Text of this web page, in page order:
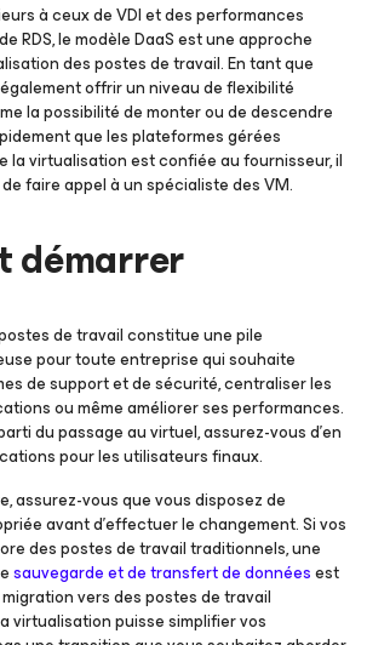
à ceux de VDI et des performances
RDS, le modèle DaaS est une approche
des postes de travail. En tant que
offrir un niveau de flexibilité
la possibilité de monter ou de descendre
que les plateformes gérées
la virtualisation est confiée au fournisseur, il
faire appel à un spécialiste des VM.
démarrer
de travail constitue une pile
pour toute entreprise qui souhaite
de support et de sécurité, centraliser les
ou même améliorer ses performances.
du passage au virtuel, assurez-vous d’en
pour les utilisateurs finaux.
assurez-vous que vous disposez de
avant d’effectuer le changement. Si vos
des postes de travail traditionnels, une
sauvegarde et de transfert de donnéesest
vers des postes de travail
virtualisation puisse simplifier vos